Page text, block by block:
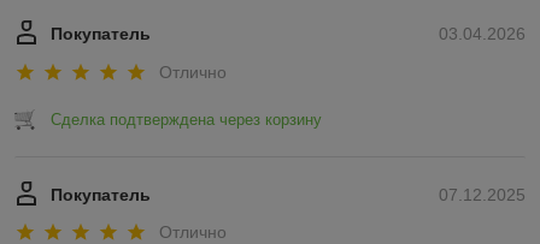
03.04.2026
Покупатель
Отлично
Сделка подтверждена через корзину
07.12.2025
Покупатель
Отлично